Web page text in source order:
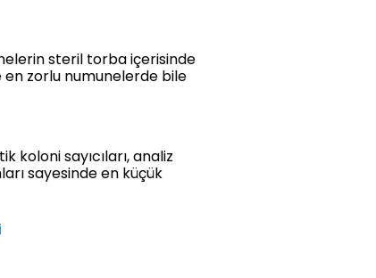
steril torba içerisinde
zorlu numunelerde bile
koloni sayıcıları, analiz
sayesinde en küçük